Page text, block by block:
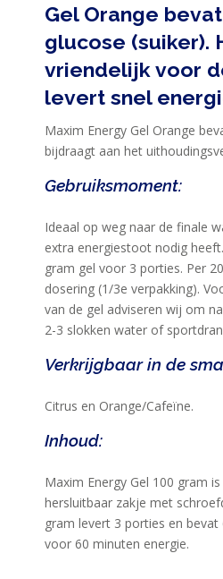
Gel Orange
glucose (suiker).
vriendelijk voor
levert snel
Maxim Energy Gel Orange
bijdraagt aan het
Gebruiksmoment:
Ideaal op weg naar de finale
extra energiestoot nodig
gram gel voor 3 porties. Per
dosering (1/3e verpakking).
van de gel adviseren wij om
2-3 slokken water of
Verkrijgbaar in de
Citrus en Orange/Cafeïne.
Inhoud:
Maxim Energy Gel 100 gram
hersluitbaar zakje met
gram levert 3 porties en
voor 60 minuten energie.
DIEET
MAXIM
TRAINING
CIRKEL
MAXIM
FEEDS
BLUE
BLOG
KLANTENSERVICE